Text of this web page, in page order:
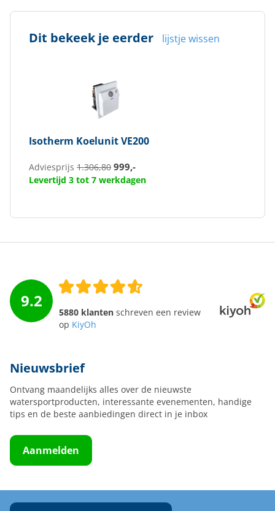
Dit bekeek je eerder lijstje wissen
Isotherm Koelunit VE200
Adviesprijs 1.306,80 999,-
Levertijd 3 tot 7 werkdagen
9.2
5880 klanten schreven een review
op KiyOh
Nieuwsbrief
Ontvang maandelijks alles over de nieuwste
watersportproducten, interessante evenementen, handige
tips en de beste aanbiedingen direct in je inbox
Aanmelden